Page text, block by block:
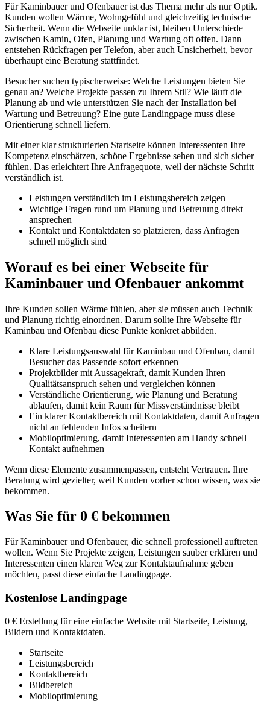
Für Kaminbauer und Ofenbauer ist das Thema mehr als nur Optik.
Kunden wollen Wärme, Wohngefühl und gleichzeitig technische
Sicherheit. Wenn die Webseite unklar ist, bleiben Unterschiede
zwischen Kamin, Ofen, Planung und Wartung oft offen. Dann
entstehen Rückfragen per Telefon, aber auch Unsicherheit, bevor
überhaupt eine Beratung stattfindet.
Besucher suchen typischerweise: Welche Leistungen bieten Sie
genau an? Welche Projekte passen zu Ihrem Stil? Wie läuft die
Planung ab und wie unterstützen Sie nach der Installation bei
Wartung und Betreuung? Eine gute Landingpage muss diese
Orientierung schnell liefern.
Mit einer klar strukturierten Startseite können Interessenten Ihre
Kompetenz einschätzen, schöne Ergebnisse sehen und sich sicher
fühlen. Das erleichtert Ihre Anfragequote, weil der nächste Schritt
verständlich ist.
Leistungen verständlich im Leistungsbereich zeigen
Wichtige Fragen rund um Planung und Betreuung direkt
ansprechen
Kontakt und Kontaktdaten so platzieren, dass Anfragen
schnell möglich sind
Worauf es bei einer Webseite für
Kaminbauer und Ofenbauer ankommt
Ihre Kunden sollen Wärme fühlen, aber sie müssen auch Technik
und Planung richtig einordnen. Darum sollte Ihre Webseite für
Kaminbau und Ofenbau diese Punkte konkret abbilden.
Klare Leistungsauswahl für Kaminbau und Ofenbau, damit
Besucher das Passende sofort erkennen
Projektbilder mit Aussagekraft, damit Kunden Ihren
Qualitätsanspruch sehen und vergleichen können
Verständliche Orientierung, wie Planung und Beratung
ablaufen, damit kein Raum für Missverständnisse bleibt
Ein klarer Kontaktbereich mit Kontaktdaten, damit Anfragen
nicht an fehlenden Infos scheitern
Mobiloptimierung, damit Interessenten am Handy schnell
Kontakt aufnehmen
Wenn diese Elemente zusammenpassen, entsteht Vertrauen. Ihre
Beratung wird gezielter, weil Kunden vorher schon wissen, was sie
bekommen.
Was Sie für 0 € bekommen
Für Kaminbauer und Ofenbauer, die schnell professionell auftreten
wollen. Wenn Sie Projekte zeigen, Leistungen sauber erklären und
Interessenten einen klaren Weg zur Kontaktaufnahme geben
möchten, passt diese einfache Landingpage.
Kostenlose Landingpage
0 € Erstellung für eine einfache Website mit Startseite, Leistung,
Bildern und Kontaktdaten.
Startseite
Leistungsbereich
Kontaktbereich
Bildbereich
Mobiloptimierung